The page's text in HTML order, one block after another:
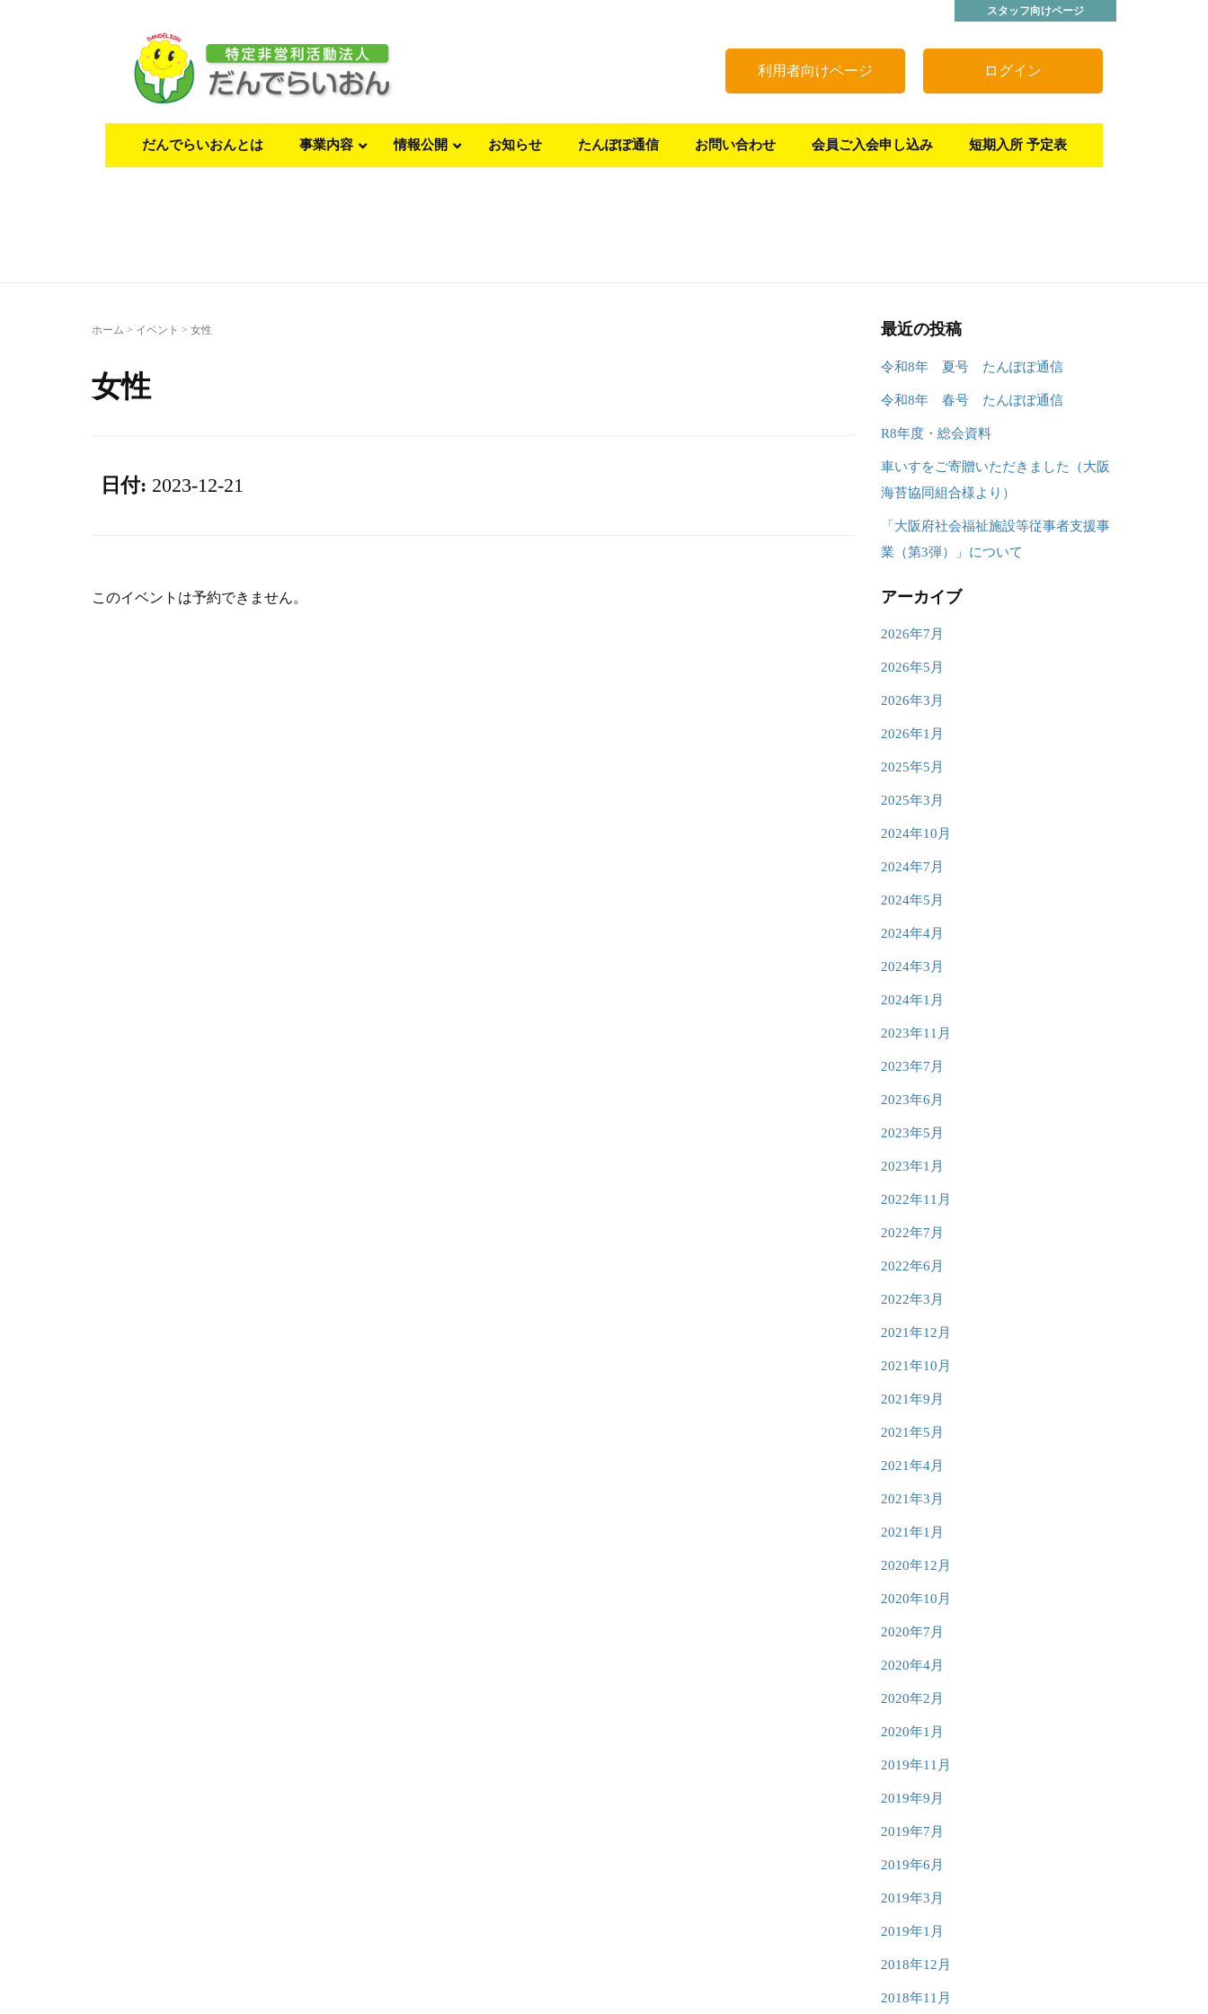
スタッフ向けページ
ログイン
利用者向けページ
だんでらいおんとは 事業内容 情報公開 お知らせ たんぽぽ通信 お問い合わせ 会員ご入会申し込み 短期入所 予定表
ホーム > イベント > 女性
女性
日付: 2023-12-21
このイベントは予約できません。
最近の投稿
令和8年 夏号 たんぽぽ通信
令和8年 春号 たんぽぽ通信
R8年度・総会資料
車いすをご寄贈いただきました（大阪
海苔協同組合様より）
「大阪府社会福祉施設等従事者支援事
業（第3弾）」について
アーカイブ
2026年7月
2026年5月
2026年3月
2026年1月
2025年5月
2025年3月
2024年10月
2024年7月
2024年5月
2024年4月
2024年3月
2024年1月
2023年11月
2023年7月
2023年6月
2023年5月
2023年1月
2022年11月
2022年7月
2022年6月
2022年3月
2021年12月
2021年10月
2021年9月
2021年5月
2021年4月
2021年3月
2021年1月
2020年12月
2020年10月
2020年7月
2020年4月
2020年2月
2020年1月
2019年11月
2019年9月
2019年7月
2019年6月
2019年3月
2019年1月
2018年12月
2018年11月